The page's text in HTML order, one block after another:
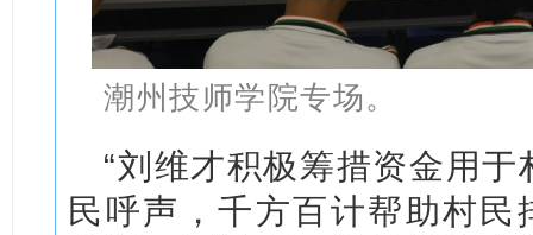
潮州技师学院专场。
“刘维才积极筹措资金用
民呼声，千方百计帮助村民